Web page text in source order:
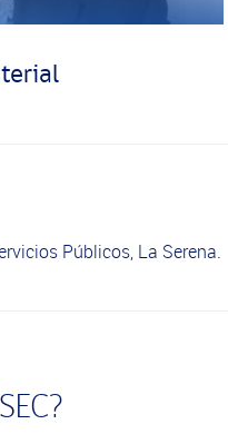
Públicos, La Serena.